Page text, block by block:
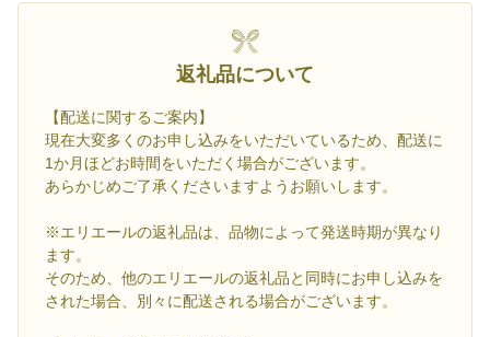
返礼品について
【配送に関するご案内】
現在大変多くのお申し込みをいただいているため、配送に
1か月ほどお時間をいただく場合がございます。
あらかじめご了承くださいますようお願いします。
※エリエールの返礼品は、品物によって発送時期が異なり
ます。
そのため、他のエリエールの返礼品と同時にお申し込みを
された場合、別々に配送される場合がございます。